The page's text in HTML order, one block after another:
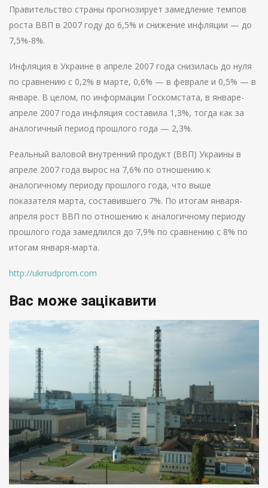
Правительство страны прогнозирует замедление темпов
роста ВВП в 2007 году до 6,5% и снижение инфляции — до
7,5%-8%.
Инфляция в Украине в апреле 2007 года снизилась до нуля
по сравнению с 0,2% в марте, 0,6% — в феврале и 0,5% — в
январе. В целом, по информации Госкомстата, в январе-
апреле 2007 года инфляция составила 1,3%, тогда как за
аналогичный период прошлого года — 2,3%.
Реальный валовой внутренний продукт (ВВП) Украины в
апреле 2007 года вырос на 7,6% по отношению к
аналогичному периоду прошлого года, что выше
показателя марта, составившего 7%. По итогам января-
апреля рост ВВП по отношению к аналогичному периоду
прошлого года замедлился до 7,9% по сравнению с 8% по
итогам января-марта.
http://ukrrudprom.com
Вас може зацікавити